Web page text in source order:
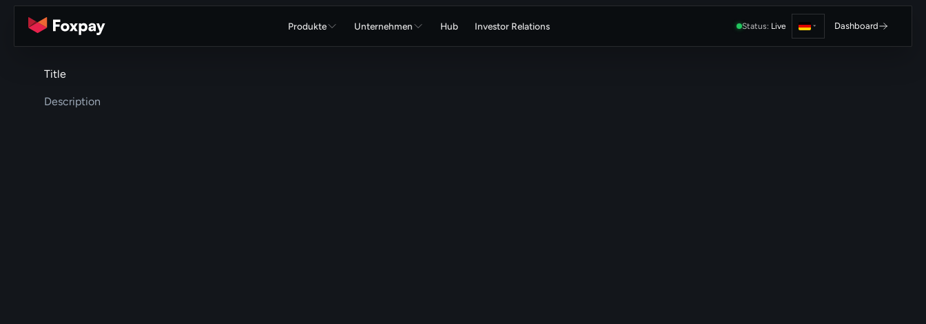
Produkte Unternehmen Hub Investor Relations Status: Live Dashboard
Title
Description